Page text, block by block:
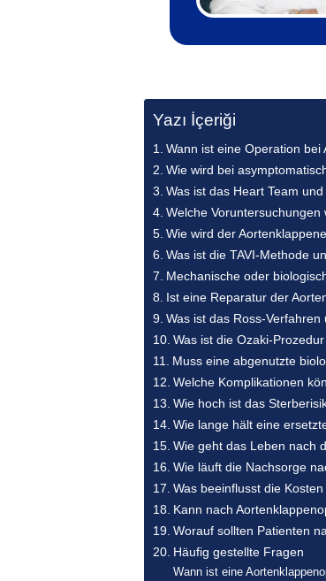
Yazı İçeriği
Wann ist eine Operation
Wie wird bei
Was ist das Heart Team
Welche
Wie wird der
Was ist die TAVI-Methode
Mechanische oder
Ist eine Reparatur der
Was ist das Ross-
Was ist die Ozaki-
Muss eine abgenutzte
Welche Komplikationen
Wie hoch ist das
Wie lange hält eine
Wie geht das Leben nach
Wie läuft die Nachsorge
Was beeinflusst die
Kann nach
Worauf sollten Patienten
Häufig gestellte Fragen
Wann ist eine